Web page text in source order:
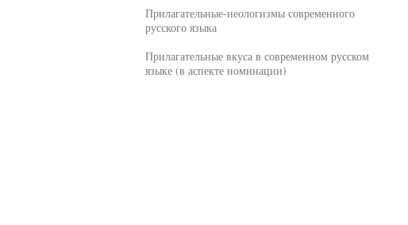
Прилагательные-неологизмы современного
русского языка
Прилагательные вкуса в современном русском
языке (в аспекте номинации)